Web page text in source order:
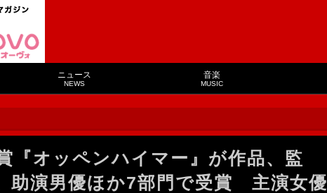
ニュース
NEWS
音楽
MUSIC
『オッペンハイマー』が作品、監
助演男優ほか7部門で受賞 主演女優